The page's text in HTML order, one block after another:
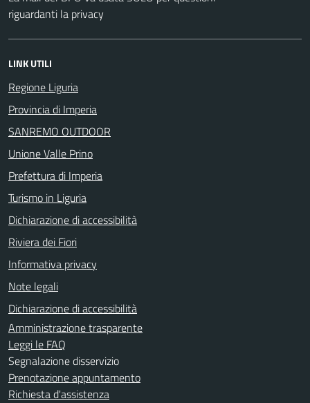
riguardanti la privacy
LINK UTILI
Regione Liguria
Provincia di Imperia
SANREMO OUTDOOR
Unione Valle Prino
Prefettura di Imperia
Turismo in Liguria
Dichiarazione di accessibilità
Riviera dei Fiori
Informativa privacy
Note legali
Dichiarazione di accessibilità
Amministrazione trasparente
Leggi le FAQ
Segnalazione disservizio
Prenotazione appuntamento
Richiesta d'assistenza